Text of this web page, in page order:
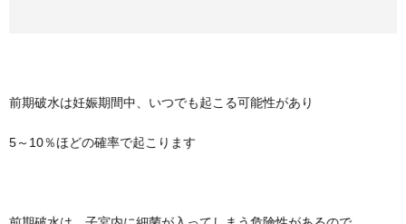
前期破水は妊娠期間中、いつでも起こる可能性があり
5～10％ほどの確率で起こります